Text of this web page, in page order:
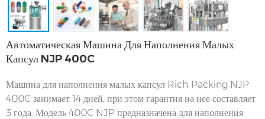
Автоматическая Машина Для Наполнения Малых
Капсул NJP 400C
Машина для наполнения малых капсул Rich Packing NJP
400C занимает 14 дней, при этом гарантия на нее составляет
3 года. Модель 400C NJP предназначена для наполнения